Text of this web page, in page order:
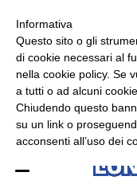
ASCOLTA RADIO LUNA
×
Informativa
Questo sito o gli
di cookie necessari al
nella cookie policy. Se
a tutti o ad alcuni
Chiudendo questo
su un link o
acconsenti all’uso dei